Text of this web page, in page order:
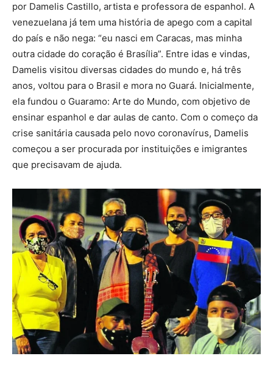
por Damelis Castillo, artista e professora de espanhol. A
venezuelana já tem uma história de apego com a capital
do país e não nega: “eu nasci em Caracas, mas minha
outra cidade do coração é Brasília”. Entre idas e vindas,
Damelis visitou diversas cidades do mundo e, há três
anos, voltou para o Brasil e mora no Guará. Inicialmente,
ela fundou o Guaramo: Arte do Mundo, com objetivo de
ensinar espanhol e dar aulas de canto. Com o começo da
crise sanitária causada pelo novo coronavírus, Damelis
começou a ser procurada por instituições e imigrantes
que precisavam de ajuda.